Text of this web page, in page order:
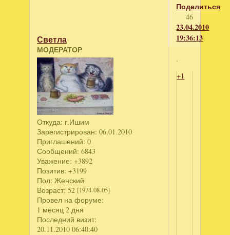
Поделиться
46
23.04.2010
19:36:13
Светла
МОДЕРАТОР
Откуда: г.Ишим
Зарегистрирован: 06.01.2010
Приглашений: 0
Сообщений: 6843
Уважение: +3892
Позитив: +3199
Пол: Женский
Возраст: 52 [1974-08-05]
Провел на форуме:
1 месяц 2 дня
Последний визит:
20.11.2010 06:40:40
.
+1